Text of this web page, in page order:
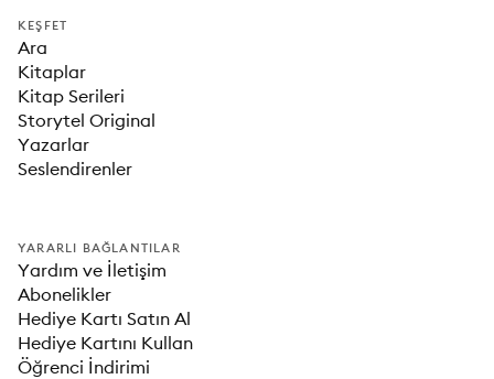
KEŞFET
Ara
Kitaplar
Kitap Serileri
Storytel Original
Yazarlar
Seslendirenler
YARARLI BAĞLANTILAR
Yardım ve İletişim
Abonelikler
Hediye Kartı Satın Al
Hediye Kartını Kullan
Öğrenci İndirimi